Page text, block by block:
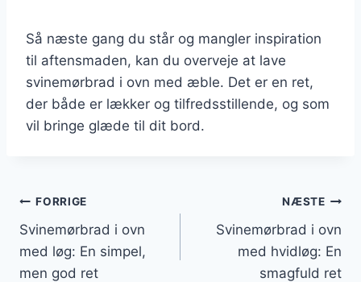
Så næste gang du står og mangler inspiration
til aftensmaden, kan du overveje at lave
svinemørbrad i ovn med æble. Det er en ret,
der både er lækker og tilfredsstillende, og som
vil bringe glæde til dit bord.
Indlægsnavigation
FORRIGE
Svinemørbrad i ovn
med løg: En simpel,
men god ret
NÆSTE
Svinemørbrad i ovn
med hvidløg: En
smagfuld ret